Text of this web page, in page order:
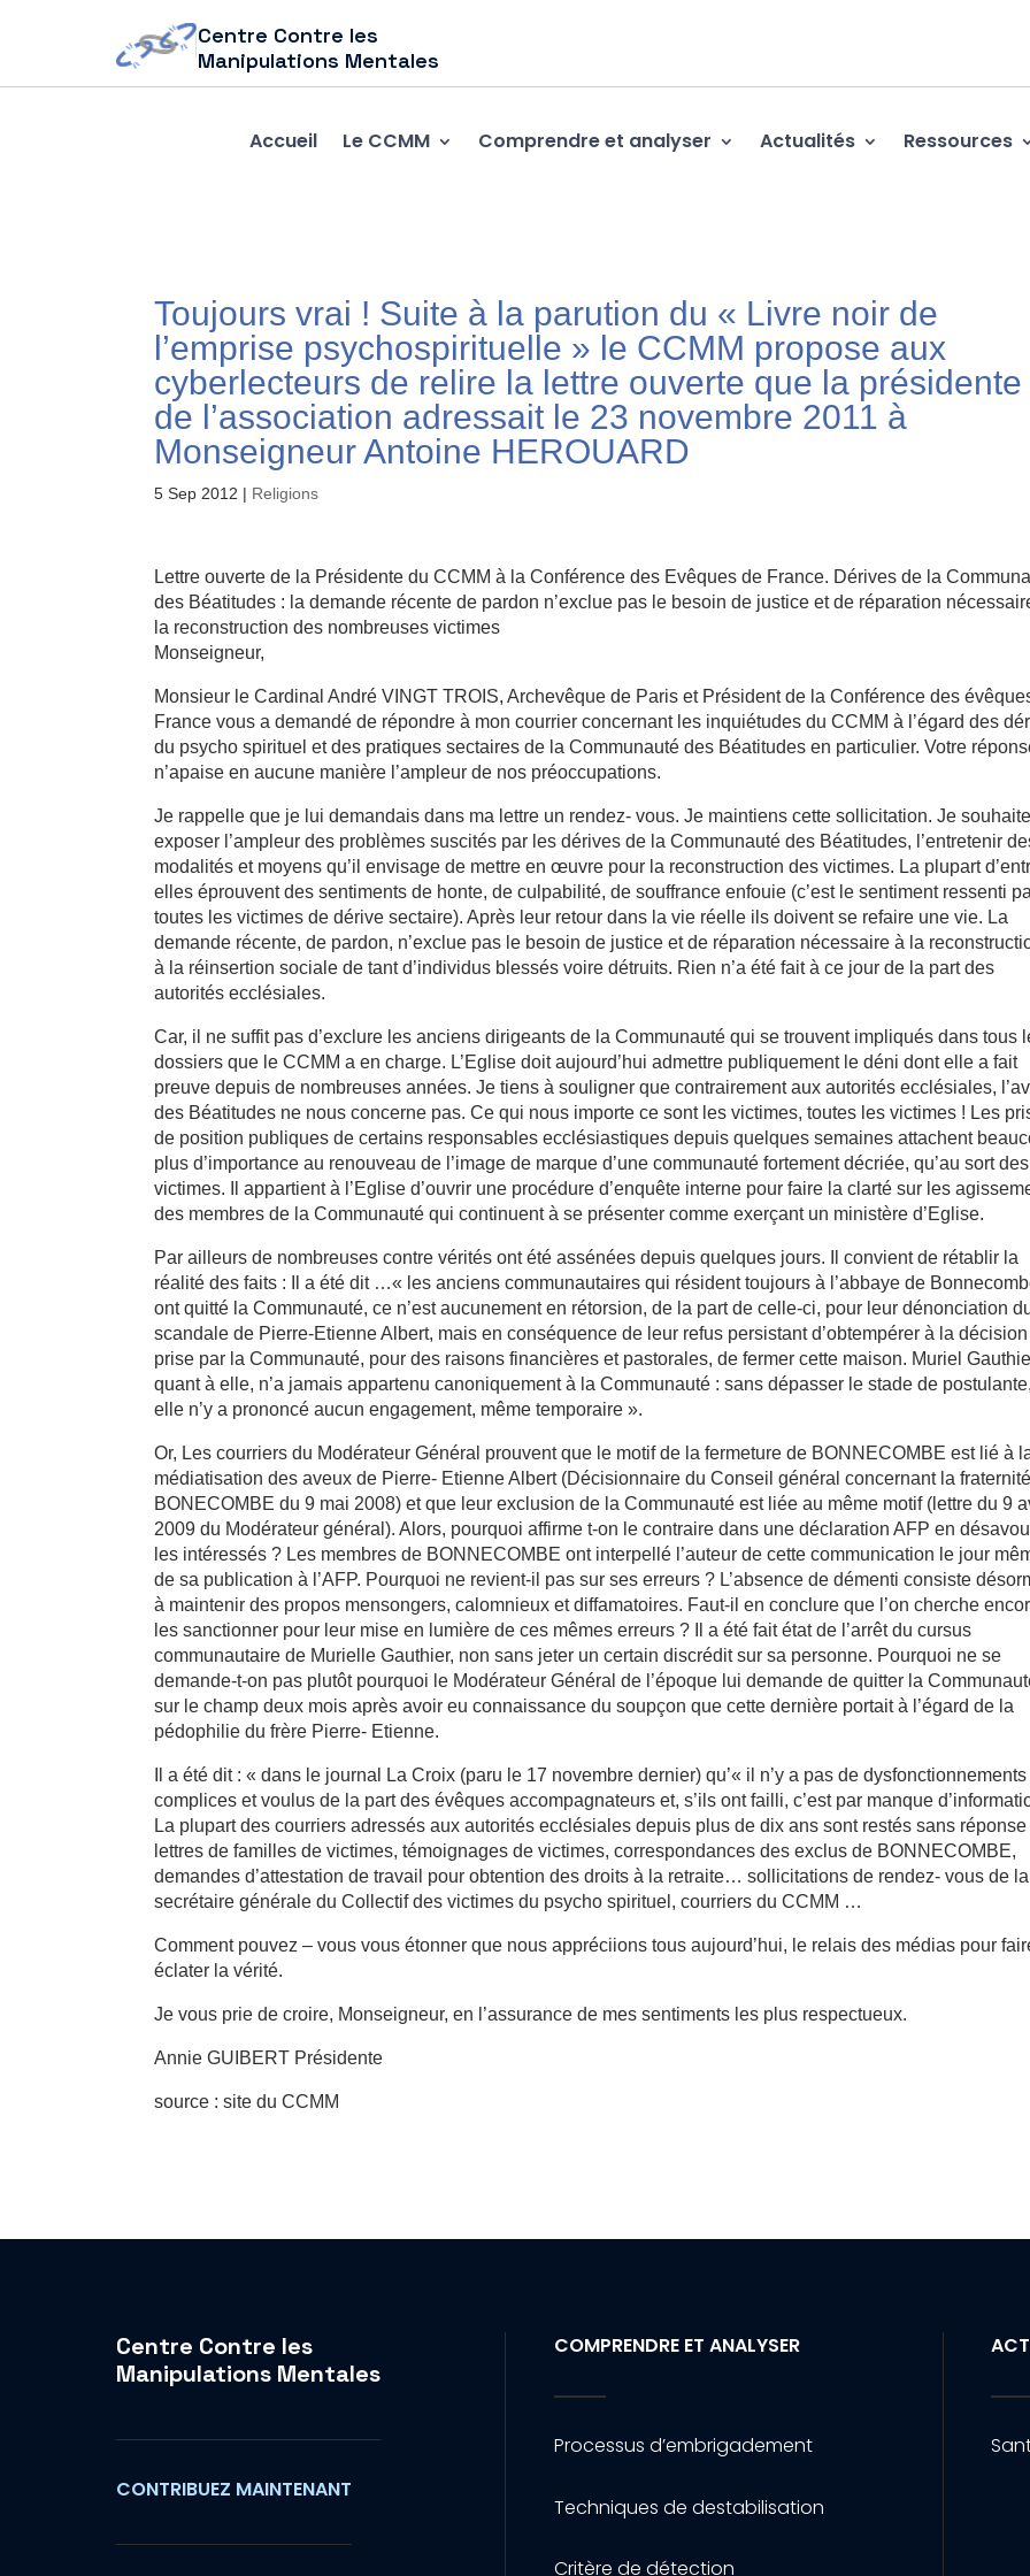
Centre Contre les
Manipulations Mentales
Accueil Le CCMM Comprendre et analyser Actualités Ressources
Toujours vrai ! Suite à la parution du « Livre noir de
l’emprise psychospirituelle » le CCMM propose aux
cyberlecteurs de relire la lettre ouverte que la présidente
de l’association adressait le 23 novembre 2011 à
Monseigneur Antoine HEROUARD
5 Sep 2012 | Religions
Lettre ouverte de la Présidente du CCMM à la Conférence des Evêques de France. Dérives de la
des Béatitudes : la demande récente de pardon n’exclue pas le besoin de justice et de réparation
la reconstruction des nombreuses victimes
Monseigneur,
Monsieur le Cardinal André VINGT TROIS, Archevêque de Paris et Président de la Conférence des
France vous a demandé de répondre à mon courrier concernant les inquiétudes du CCMM à l’égard des
du psycho spirituel et des pratiques sectaires de la Communauté des Béatitudes en particulier. Votre
n’apaise en aucune manière l’ampleur de nos préoccupations.
Je rappelle que je lui demandais dans ma lettre un rendez- vous. Je maintiens cette sollicitation. Je
exposer l’ampleur des problèmes suscités par les dérives de la Communauté des Béatitudes, l’entretenir
modalités et moyens qu’il envisage de mettre en œuvre pour la reconstruction des victimes. La plupart
elles éprouvent des sentiments de honte, de culpabilité, de souffrance enfouie (c’est le sentiment ressenti
toutes les victimes de dérive sectaire). Après leur retour dans la vie réelle ils doivent se refaire une vie. La
demande récente, de pardon, n’exclue pas le besoin de justice et de réparation nécessaire à la
à la réinsertion sociale de tant d’individus blessés voire détruits. Rien n’a été fait à ce jour de la part des
autorités ecclésiales.
Car, il ne suffit pas d’exclure les anciens dirigeants de la Communauté qui se trouvent impliqués dans tous
dossiers que le CCMM a en charge. L’Eglise doit aujourd’hui admettre publiquement le déni dont elle a fait
preuve depuis de nombreuses années. Je tiens à souligner que contrairement aux autorités ecclésiales,
des Béatitudes ne nous concerne pas. Ce qui nous importe ce sont les victimes, toutes les victimes ! Les
de position publiques de certains responsables ecclésiastiques depuis quelques semaines attachent
plus d’importance au renouveau de l’image de marque d’une communauté fortement décriée, qu’au sort des
victimes. Il appartient à l’Eglise d’ouvrir une procédure d’enquête interne pour faire la clarté sur les
des membres de la Communauté qui continuent à se présenter comme exerçant un ministère d’Eglise.
Par ailleurs de nombreuses contre vérités ont été assénées depuis quelques jours. Il convient de rétablir la
réalité des faits : Il a été dit …« les anciens communautaires qui résident toujours à l’abbaye de
ont quitté la Communauté, ce n’est aucunement en rétorsion, de la part de celle-ci, pour leur dénonciation
scandale de Pierre-Etienne Albert, mais en conséquence de leur refus persistant d’obtempérer à la décision
prise par la Communauté, pour des raisons financières et pastorales, de fermer cette maison. Muriel
quant à elle, n’a jamais appartenu canoniquement à la Communauté : sans dépasser le stade de postulante,
elle n’y a prononcé aucun engagement, même temporaire ».
Or, Les courriers du Modérateur Général prouvent que le motif de la fermeture de BONNECOMBE est lié à
médiatisation des aveux de Pierre- Etienne Albert (Décisionnaire du Conseil général concernant la
BONECOMBE du 9 mai 2008) et que leur exclusion de la Communauté est liée au même motif (lettre du 9
2009 du Modérateur général). Alors, pourquoi affirme t-on le contraire dans une déclaration AFP en
les intéressés ? Les membres de BONNECOMBE ont interpellé l’auteur de cette communication le jour
de sa publication à l’AFP. Pourquoi ne revient-il pas sur ses erreurs ? L’absence de démenti consiste
à maintenir des propos mensongers, calomnieux et diffamatoires. Faut-il en conclure que l’on cherche
les sanctionner pour leur mise en lumière de ces mêmes erreurs ? Il a été fait état de l’arrêt du cursus
communautaire de Murielle Gauthier, non sans jeter un certain discrédit sur sa personne. Pourquoi ne se
demande-t-on pas plutôt pourquoi le Modérateur Général de l’époque lui demande de quitter la
sur le champ deux mois après avoir eu connaissance du soupçon que cette dernière portait à l’égard de la
pédophilie du frère Pierre- Etienne.
Il a été dit : « dans le journal La Croix (paru le 17 novembre dernier) qu’« il n’y a pas de dysfonctionnements
complices et voulus de la part des évêques accompagnateurs et, s’ils ont failli, c’est par manque
La plupart des courriers adressés aux autorités ecclésiales depuis plus de dix ans sont restés sans réponse
lettres de familles de victimes, témoignages de victimes, correspondances des exclus de BONNECOMBE,
demandes d’attestation de travail pour obtention des droits à la retraite… sollicitations de rendez- vous de la
secrétaire générale du Collectif des victimes du psycho spirituel, courriers du CCMM …
Comment pouvez – vous vous étonner que nous appréciions tous aujourd’hui, le relais des médias pour
éclater la vérité.
Je vous prie de croire, Monseigneur, en l’assurance de mes sentiments les plus respectueux.
Annie GUIBERT Présidente
source : site du CCMM
Centre Contre les
Manipulations Mentales
CONTRIBUEZ MAINTENANT
COMPRENDRE ET ANALYSER
Processus d’embrigadement
Techniques de destabilisation
Critère de détection